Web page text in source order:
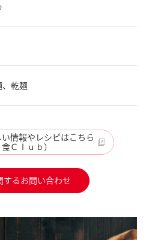
、乾麺
情報やレシピはこちら
食Ｃｌｕｂ）
するお問い合わせ